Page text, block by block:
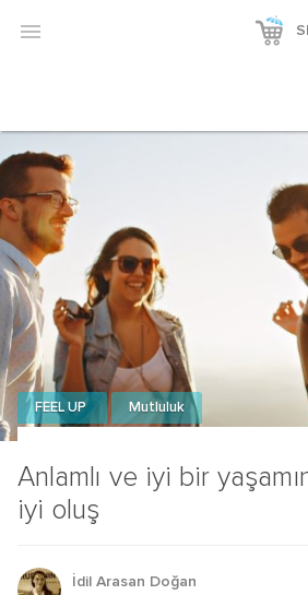

Anlamlı ve iyi bir
iyi oluş
FEEL UP Mutluluk
İdil Arasan Doğan